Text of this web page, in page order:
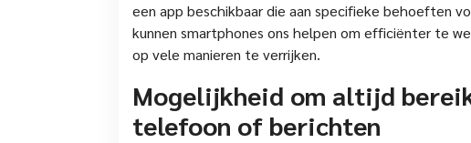
een app beschikbaar die aan specifieke behoeften
kunnen smartphones ons helpen om efficiënter te
op vele manieren te verrijken.
Mogelijkheid om altijd
telefoon of berichten